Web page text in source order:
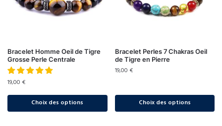
Bracelet Homme Oeil de Tigre
Grosse Perle Centrale
19,00 €
Choix des options
Bracelet Perles 7 Chakras Oeil
de Tigre en Pierre
19,00 €
Choix des options